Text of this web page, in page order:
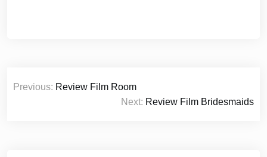
Post
Previous: Review Film Room
Next: Review Film Bridesmaids